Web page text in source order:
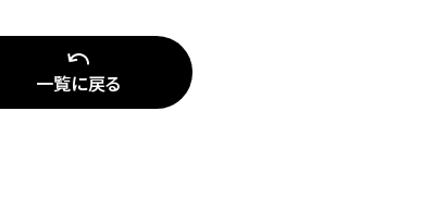
一覧に戻る